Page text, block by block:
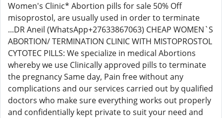
Women's Clinic* Abortion pills for sale 50% Off
misoprostol, are usually used in order to terminate
...DR Aneil (WhatsApp+27633867063) CHEAP WOMEN`S
ABORTION/ TERMINATION CLINIC WITH MISTOPROSTOL
CYTOTEC PILLS: We specialize in medical Abortions
whereby we use Clinically approved pills to terminate
the pregnancy Same day, Pain free without any
complications and our services carried out by qualified
doctors who make sure everything works out properly
and confidentially kept private to suit your need and